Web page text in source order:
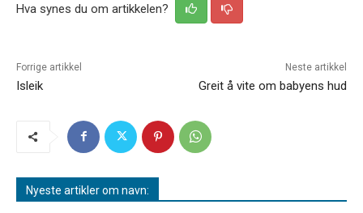
Hva synes du om artikkelen?
Forrige artikkel
Isleik
Neste artikkel
Greit å vite om babyens hud
Nyeste artikler om navn: